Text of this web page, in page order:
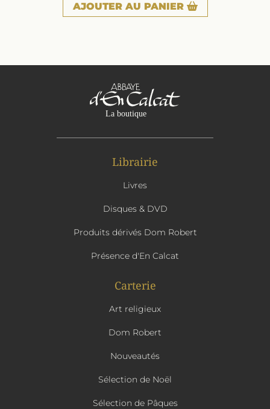
AJOUTER AU PANIER
Librairie
Livres
Disques & DVD
Produits dérivés Dom Robert
Présence d'En Calcat
Carterie
Art religieux
Dom Robert
Nouveautés
Sélection de Noël
Sélection de Pâques